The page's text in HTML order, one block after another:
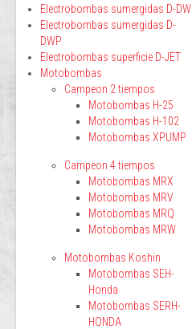
Electrobombas sumergidas D-DW
Electrobombas sumergidas D-
DWP
Electrobombas superficie D-JET
Motobombas
Campeon 2 tiempos
Motobombas H-25
Motobombas H-102
Motobombas XPUMP
Campeon 4 tiempos
Motobombas MRX
Motobombas MRV
Motobombas MRQ
Motobombas MRW
Motobombas Koshin
Motobombas SEH-
Honda
Motobombas SERH-
HONDA